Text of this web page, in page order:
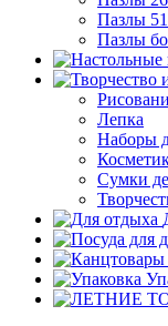
Пазлы
Пазлы
Лепка
Наборы
Сумки